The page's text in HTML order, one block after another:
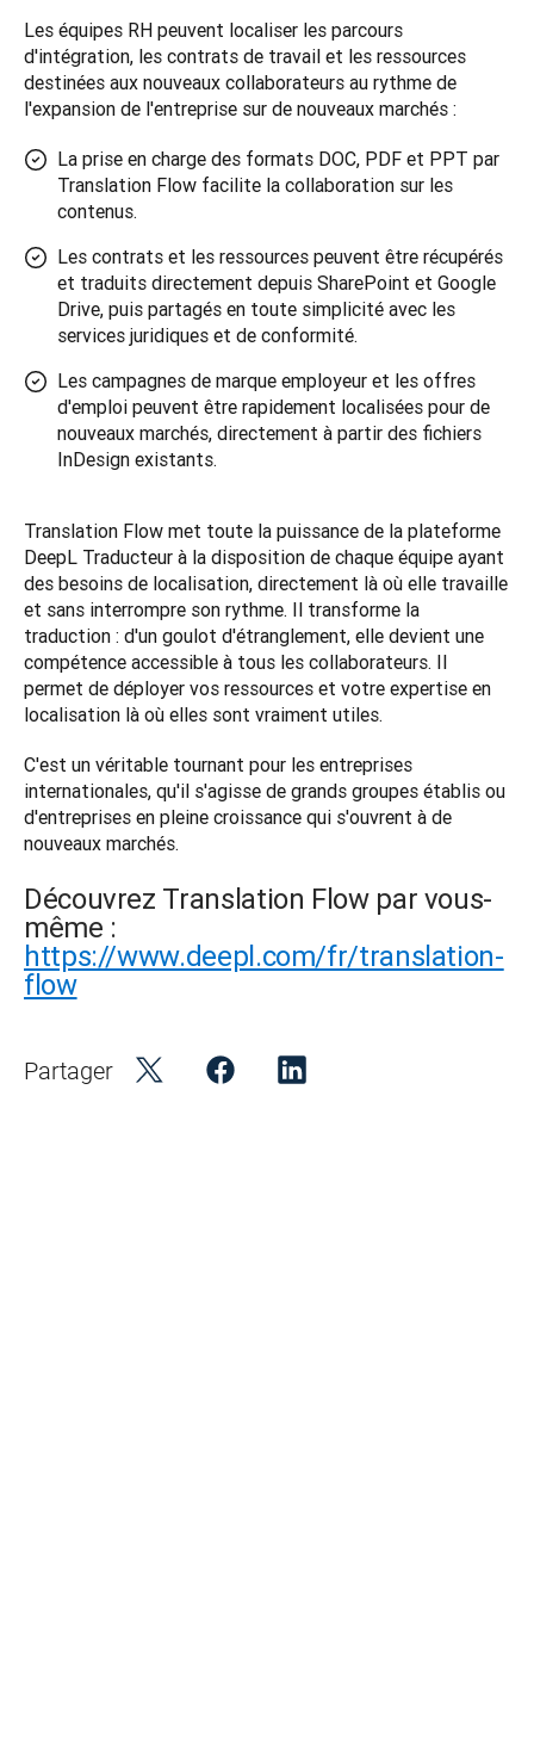
Les équipes RH peuvent localiser les parcours
d'intégration, les contrats de travail et les ressources
destinées aux nouveaux collaborateurs au rythme de
l'expansion de l'entreprise sur de nouveaux marchés :
La prise en charge des formats DOC, PDF et PPT par
Translation Flow facilite la collaboration sur les
contenus.
Les contrats et les ressources peuvent être récupérés
et traduits directement depuis SharePoint et Google
Drive, puis partagés en toute simplicité avec les
services juridiques et de conformité.
Les campagnes de marque employeur et les offres
d'emploi peuvent être rapidement localisées pour de
nouveaux marchés, directement à partir des fichiers
InDesign existants.
Translation Flow met toute la puissance de la plateforme
DeepL Traducteur à la disposition de chaque équipe ayant
des besoins de localisation, directement là où elle travaille
et sans interrompre son rythme. Il transforme la
traduction : d'un goulot d'étranglement, elle devient une
compétence accessible à tous les collaborateurs. Il
permet de déployer vos ressources et votre expertise en
localisation là où elles sont vraiment utiles.
C'est un véritable tournant pour les entreprises
internationales, qu'il s'agisse de grands groupes établis ou
d'entreprises en pleine croissance qui s'ouvrent à de
nouveaux marchés.
Découvrez Translation Flow par vous-
même :
https://www.deepl.com/fr/translation-
flow
Partager